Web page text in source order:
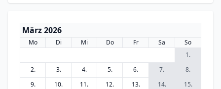
März 2026
Mo Di Mi Do Fr Sa
So
1.
2.
3. 4. 5. 6. 7.
8.
9.
10. 11. 12. 13. 14.
15.